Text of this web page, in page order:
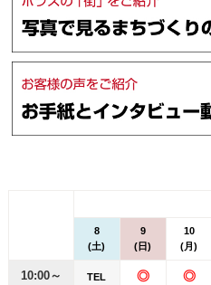
8
(土)
9
(日)
10
(月)
10:00～ TEL ◎ ◎